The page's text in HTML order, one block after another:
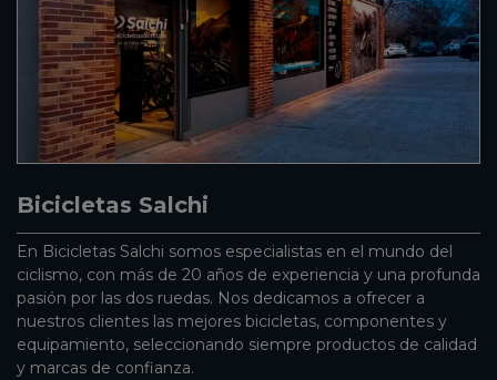
Bicicletas Salchi
En Bicicletas Salchi somos especialistas en el mundo del
ciclismo, con más de 20 años de experiencia y una profunda
pasión por las dos ruedas. Nos dedicamos a ofrecer a
nuestros clientes las mejores bicicletas, componentes y
equipamiento, seleccionando siempre productos de calidad
y marcas de confianza.